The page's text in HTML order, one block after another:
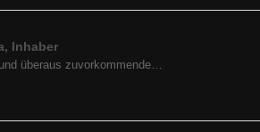
Inhaber
überaus zuvorkommende…
Ing. Hartfried Cincera, GF, Prokurist
für die…